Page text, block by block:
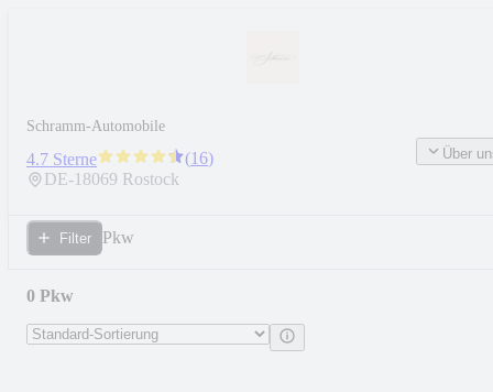
Schramm-Automobile
4.7 Sterne (16)
DE-18069 Rostock
Über
Filter Pkw
0 Pkw